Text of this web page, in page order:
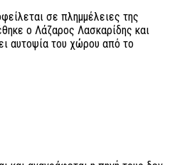
σε πλημμέλειες της
ο Λάζαρος Λασκαρίδης και
αυτοψία του χώρου από το